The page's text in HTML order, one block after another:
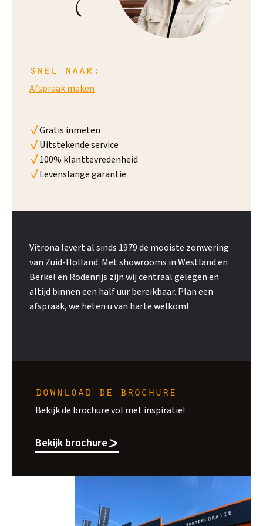
snel naar:
Afspraak maken
Gratis inmeten
Uitstekende service
100% klanttevredenheid
Levenslange garantie
Vitrona levert al sinds 1979 de mooiste zonwering
van Zuid-Holland. Met showrooms in Westland en
Berkel en Rodenrijs zijn wij centraal gelegen en
altijd binnen een half uur bereikbaar. Plan een
afspraak, we heten u van harte welkom!
download de brochure
Bekijk de brochure vol met inspiratie!
Bekijk brochure